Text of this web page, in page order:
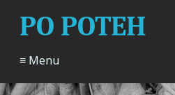
PO POTEH
≡ Menu